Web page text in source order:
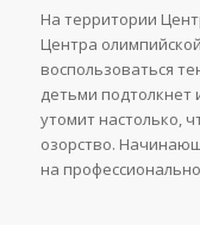
На территории
Центра
воспользоваться
детьми подтолкнет
утомит настолько,
озорство.
на